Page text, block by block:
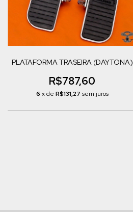
PLATAFORMA TRASEIRA (DAYTONA)
R$787,60
6 x de R$131,27 sem juros